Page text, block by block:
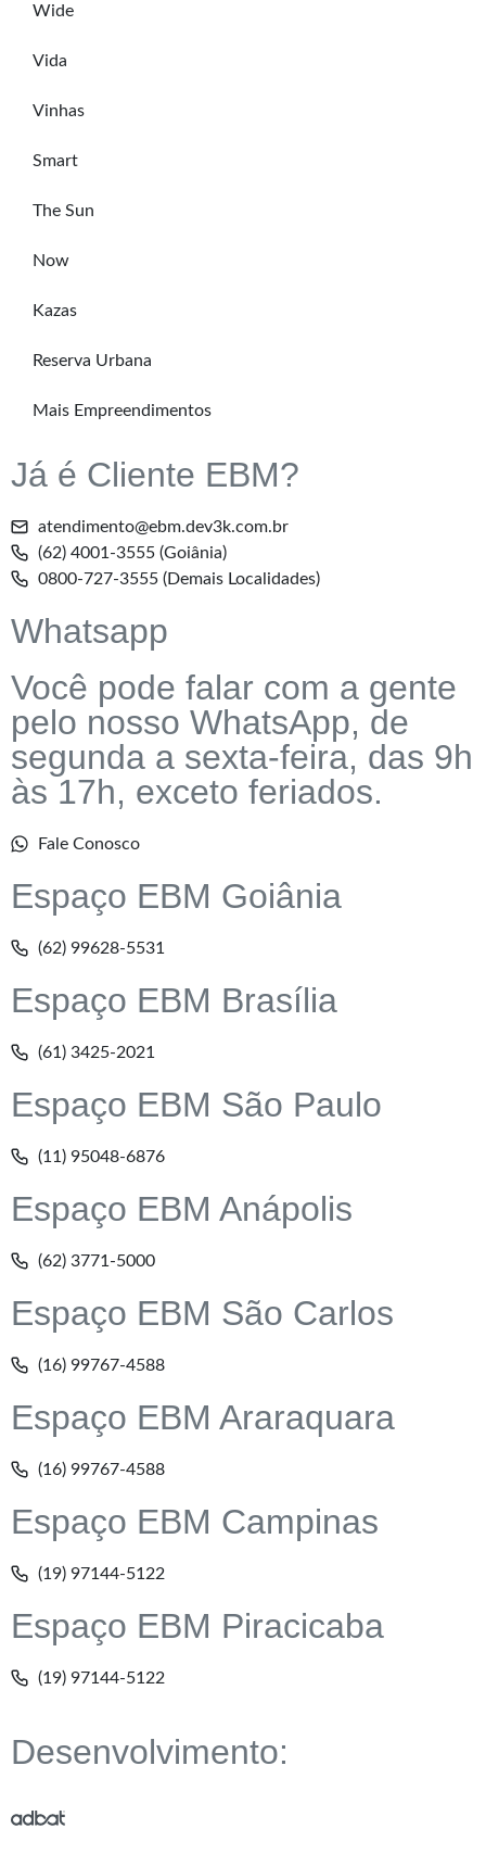
Wide
Vida
Vinhas
Smart
The Sun
Now
Kazas
Reserva Urbana
Mais Empreendimentos
Já é Cliente EBM?
atendimento@ebm.dev3k.com.br
(62) 4001-3555 (Goiânia)
0800-727-3555 (Demais Localidades)
Whatsapp
Você pode falar com a gente
pelo nosso WhatsApp, de
segunda a sexta-feira, das 9h
às 17h, exceto feriados.
Fale Conosco
Espaço EBM Goiânia
(62) 99628-5531
Espaço EBM Brasília
(61) 3425-2021
Espaço EBM São Paulo
(11) 95048-6876
Espaço EBM Anápolis
(62) 3771-5000
Espaço EBM São Carlos
(16) 99767-4588
Espaço EBM Araraquara
(16) 99767-4588
Espaço EBM Campinas
(19) 97144-5122
Espaço EBM Piracicaba
(19) 97144-5122
Desenvolvimento: